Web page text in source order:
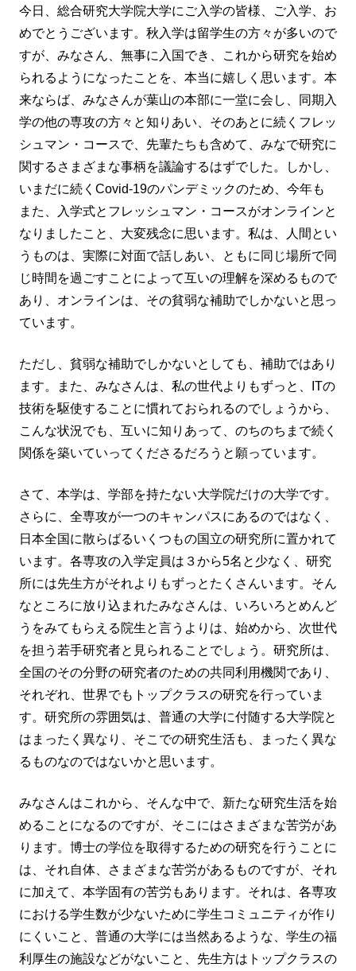
今日、総合研究大学院大学にご入学の皆様、ご入学、お
めでとうございます。秋入学は留学生の方々が多いので
すが、みなさん、無事に入国でき、これから研究を始め
られるようになったことを、本当に嬉しく思います。本
来ならば、みなさんが葉山の本部に一堂に会し、同期入
学の他の専攻の方々と知りあい、そのあとに続くフレッ
シュマン・コースで、先輩たちも含めて、みなで研究に
関するさまざまな事柄を議論するはずでした。しかし、
いまだに続くCovid-19のパンデミックのため、今年も
また、入学式とフレッシュマン・コースがオンラインと
なりましたこと、大変残念に思います。私は、人間とい
うものは、実際に対面で話しあい、ともに同じ場所で同
じ時間を過ごすことによって互いの理解を深めるもので
あり、オンラインは、その貧弱な補助でしかないと思っ
ています。
ただし、貧弱な補助でしかないとしても、補助ではあり
ます。また、みなさんは、私の世代よりもずっと、ITの
技術を駆使することに慣れておられるのでしょうから、
こんな状況でも、互いに知りあって、のちのちまで続く
関係を築いていってくださるだろうと願っています。
さて、本学は、学部を持たない大学院だけの大学です。
さらに、全専攻が一つのキャンパスにあるのではなく、
日本全国に散らばるいくつもの国立の研究所に置かれて
います。各専攻の入学定員は３から5名と少なく、研究
所には先生方がそれよりもずっとたくさんいます。そん
なところに放り込まれたみなさんは、いろいろとめんど
うをみてもらえる院生と言うよりは、始めから、次世代
を担う若手研究者と見られることでしょう。研究所は、
全国のその分野の研究者のための共同利用機関であり、
それぞれ、世界でもトップクラスの研究を行っていま
す。研究所の雰囲気は、普通の大学に付随する大学院と
はまったく異なり、そこでの研究生活も、まったく異な
るものなのではないかと思います。
みなさんはこれから、そんな中で、新たな研究生活を始
めることになるのですが、そこにはさまざまな苦労があ
ります。博士の学位を取得するための研究を行うことに
は、それ自体、さまざまな苦労があるものですが、それ
に加えて、本学固有の苦労もあります。それは、各専攻
における学生数が少ないために学生コミュニティが作り
にくいこと、普通の大学には当然あるような、学生の福
利厚生の施設などがないこと、先生方はトップクラスの